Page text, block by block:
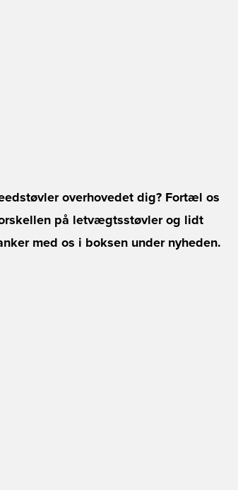
overhovedet dig? Fortæl os
på letvægtsstøvler og lidt
med os i boksen under nyheden.